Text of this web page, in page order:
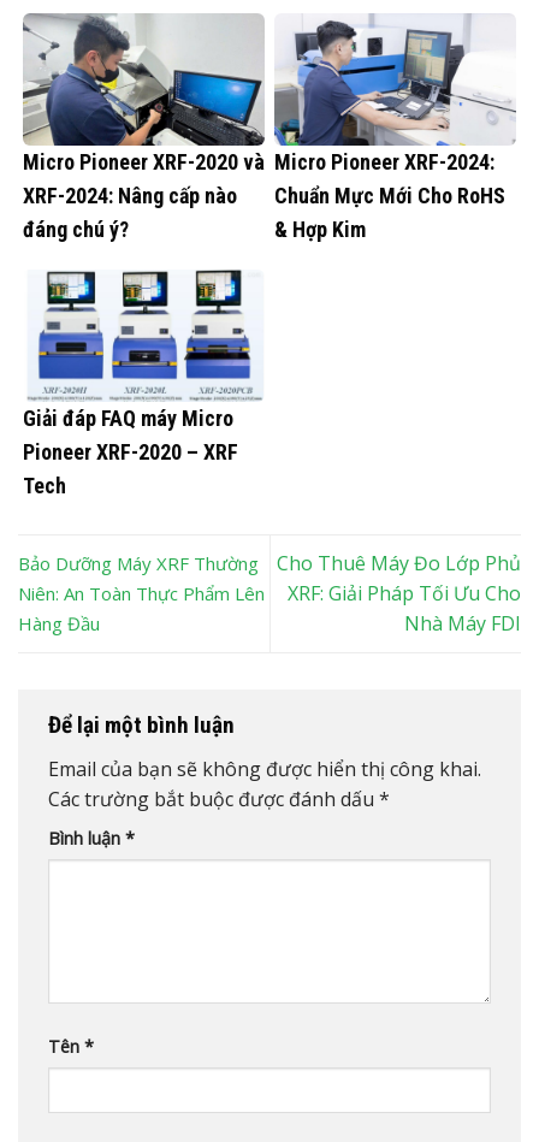
Micro Pioneer XRF-2020 và
XRF-2024: Nâng cấp nào
đáng chú ý?
Micro Pioneer XRF-2024:
Chuẩn Mực Mới Cho RoHS
& Hợp Kim
Giải đáp FAQ máy Micro
Pioneer XRF-2020 – XRF
Tech
Bảo Dưỡng Máy XRF Thường
Niên: An Toàn Thực Phẩm Lên
Hàng Đầu
Cho Thuê Máy Đo Lớp Phủ
XRF: Giải Pháp Tối Ưu Cho
Nhà Máy FDI
Để lại một bình luận
Email của bạn sẽ không được hiển thị công khai.
Các trường bắt buộc được đánh dấu *
Bình luận *
Tên *